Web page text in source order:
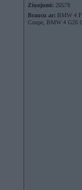
Ziņojumi: 20578
Braucu ar: BMW 4
Coupe, BMW 4 G26